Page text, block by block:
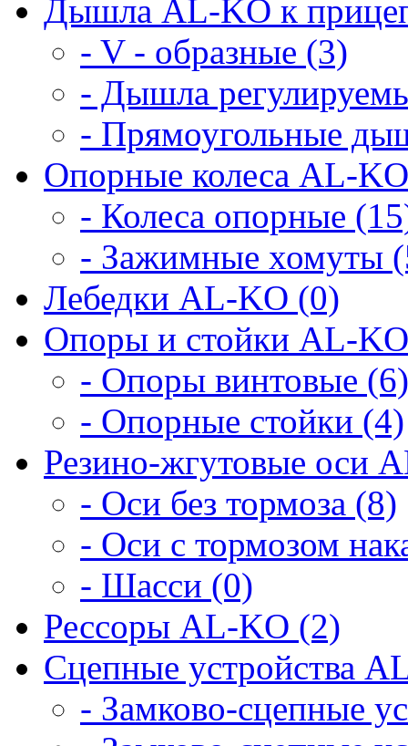
Дышла AL-KO к
- V - образные (3)
- Дышла
- Прямоугольные
Опорные колеса AL-
- Колеса опорные
- Зажимные хомуты
Лебедки AL-KO (0)
Опоры и стойки AL-
- Опоры винтовые (6)
- Опорные стойки (4)
Резино-жгутовые оси
- Оси без тормоза (8)
- Оси с тормозом
- Шасси (0)
Рессоры AL-KO (2)
Сцепные устройства
- Замково-сцепные